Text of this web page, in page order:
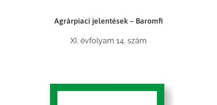
Agrárpiaci jelentések – Baromfi
XI. évfolyam 14. szám